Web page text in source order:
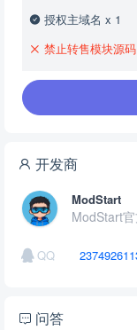
授权主域名 x 1
禁止转售模块源码
开发商
ModStart
ModStart
QQ
问答